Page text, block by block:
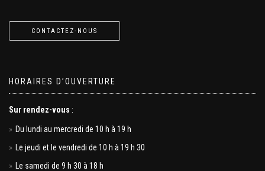
CONTACTEZ-NOUS
HORAIRES D’OUVERTURE
Sur rendez-vous :
Du lundi au mercredi de 10 h à 19 h
Le jeudi et le vendredi de 10 h à 19 h 30
Le samedi de 9 h 30 à 18 h